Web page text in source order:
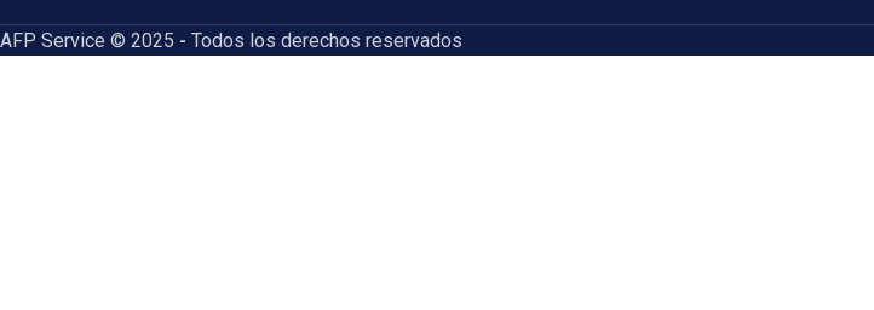
AFP Service © 2025 - Todos los derechos reservados